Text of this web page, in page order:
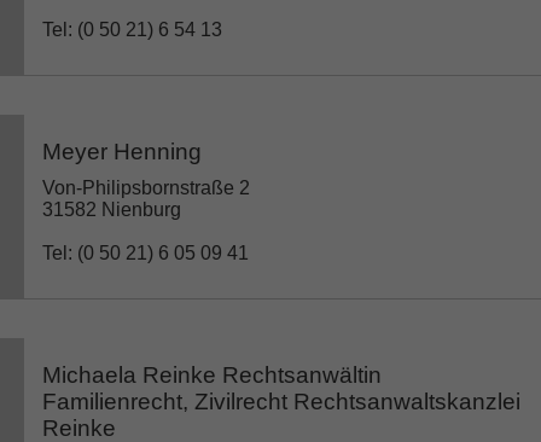
Tel: (0 50 21) 6 54 13
Meyer Henning
Von-Philipsbornstraße 2
31582 Nienburg
Tel: (0 50 21) 6 05 09 41
Michaela Reinke Rechtsanwältin
Familienrecht, Zivilrecht Rechtsanwaltskanzlei
Reinke